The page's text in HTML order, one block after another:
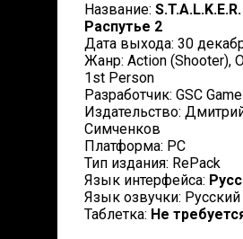
Название:
Распутье 2
Дата выхода: 30
Жанр: Action (Shooter),
1st Person
Разработчик: GSC
Издательство:
Симченков
Платформа: PC
Тип издания: RePack
Язык интерфейса:
Язык озвучки: Русский
Таблетка: Не